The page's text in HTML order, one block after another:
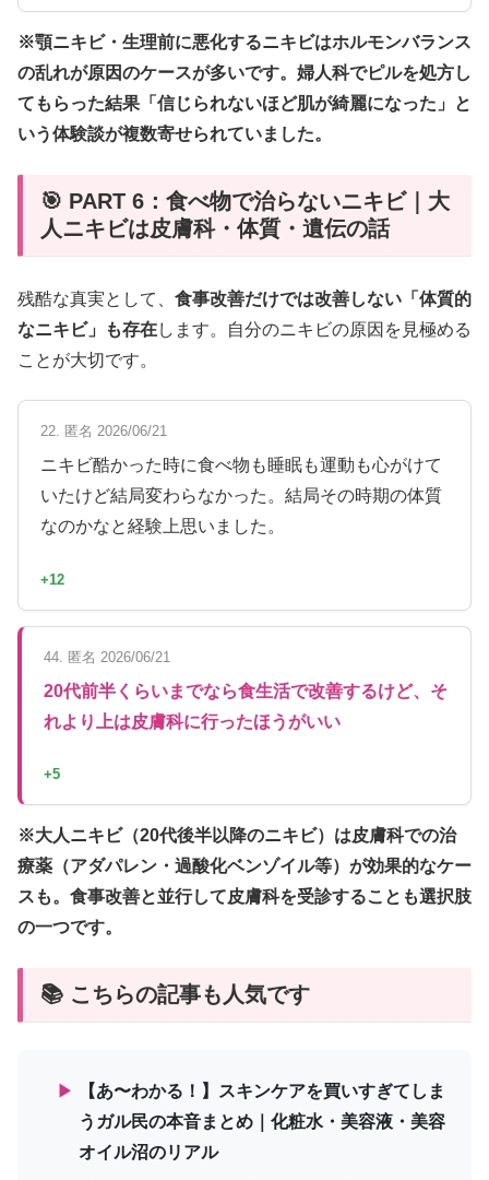
※顎ニキビ・生理前に悪化するニキビはホルモンバランス
の乱れが原因のケースが多いです。婦人科でピルを処方し
てもらった結果「信じられないほど肌が綺麗になった」と
いう体験談が複数寄せられていました。
🎯 PART 6：食べ物で治らないニキビ｜大
人ニキビは皮膚科・体質・遺伝の話
残酷な真実として、 食事改善だけでは改善しない「体質的
なニキビ」も存在します。自分のニキビの原因を見極める
ことが大切です。
22. 匿名 2026/06/21
ニキビ酷かった時に食べ物も睡眠も運動も心がけて
いたけど結局変わらなかった。結局その時期の体質
なのかなと経験上思いました。
+12
44. 匿名 2026/06/21
20代前半くらいまでなら食生活で改善するけど、そ
れより上は皮膚科に行ったほうがいい
+5
※大人ニキビ（20代後半以降のニキビ）は皮膚科での治
療薬（アダパレン・過酸化ベンゾイル等）が効果的なケー
スも。食事改善と並行して皮膚科を受診することも選択肢
の一つです。
📚 こちらの記事も人気です
▶
【あ〜わかる！】スキンケアを買いすぎてしま
うガル民の本音まとめ｜化粧水・美容液・美容
オイル沼のリアル